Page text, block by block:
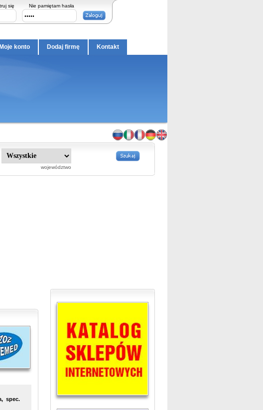
się Nie pamiętam hasła
Moje konto Dodaj firmę Kontakt
województwo
spec.